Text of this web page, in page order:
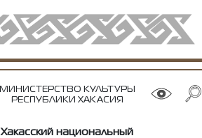
МИНИСТЕРСТВО КУЛЬТУРЫ
РЕСПУБЛИКИ ХАКАСИЯ
Хакасский национальный